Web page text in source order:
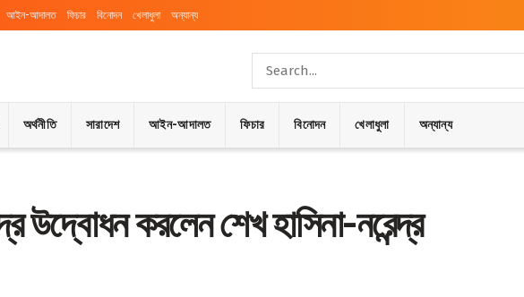
আইন-আদালত ফিচার বিনোদন খেলাধুলা অন্যান্য
অর্থনীতি সারাদেশ আইন-আদালত ফিচার বিনোদন খেলাধুলা অন্যান্য
উদ্বোধন করলেন শেখ হাসিনা-নরেন্দ্র